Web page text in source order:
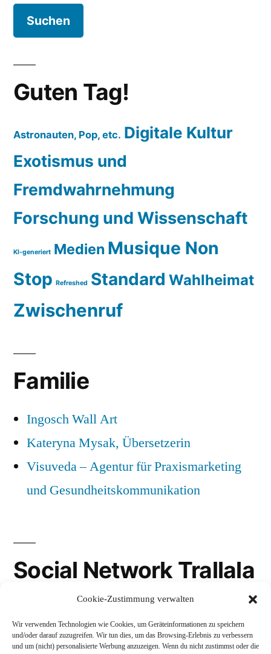
Cookie-Zustimmung verwalten
Wir verwenden Technologien wie Cookies, um Geräteinformationen zu speichern
und/oder darauf zuzugreifen. Wir tun dies, um das Browsing-Erlebnis zu verbessern
und um (nicht) personalisierte Werbung anzuzeigen. Wenn du nicht zustimmst oder die
Guten Tag!
Astronauten, Pop, etc. Digitale Kultur
Exotismus und
Fremdwahrnehmung
Forschung und Wissenschaft
KI-generiert Medien Musique Non
Stop Refreshed Standard Wahlheimat
Zwischenruf
Familie
Ingosch Wall Art
Kateryna Mysak, Übersetzerin
Visuveda – Agentur für Praxismarketing
und Gesundheitskommunikation
Social Network Trallala
LinkedIn